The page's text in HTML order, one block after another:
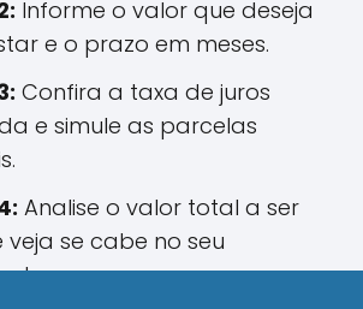
Informe o valor que deseja
e o prazo em meses.
Confira a taxa de juros
e simule as parcelas
Analise o valor total a ser
se cabe no seu